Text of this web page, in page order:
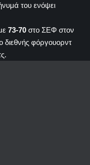
του ενόψει
73-70 στο ΣΕΦ στον
διεθνής φόργουορντ